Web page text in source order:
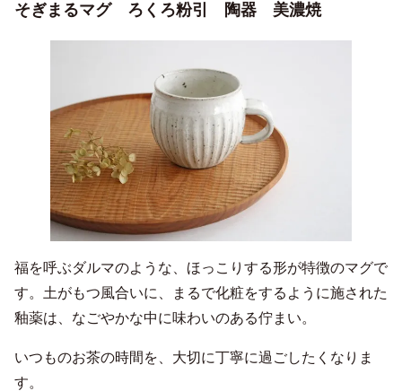
そぎまるマグ ろくろ粉引 陶器 美濃焼
福を呼ぶダルマのような、ほっこりする形が特徴のマグで
す。土がもつ風合いに、まるで化粧をするように施された
釉薬は、なごやかな中に味わいのある佇まい。
いつものお茶の時間を、大切に丁寧に過ごしたくなりま
す。